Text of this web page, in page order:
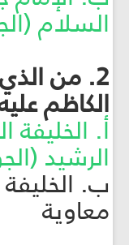
السلام
2. من
الكاظم
أ.
الرشيد
ب.
معاوية